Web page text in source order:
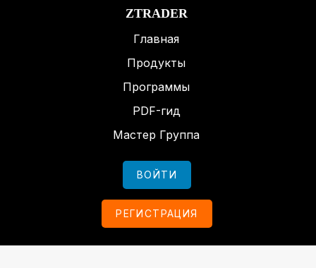
ZTRADER
Главная
Продукты
Программы
PDF-гид
Мастер Группа
ВОЙТИ
РЕГИСТРАЦИЯ